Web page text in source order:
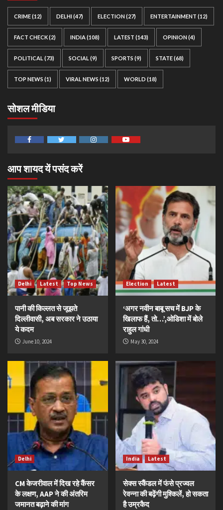
CRIME(12) DELHI(47) ELECTION(27) ENTERTAINMENT (12)
FACT CHECK(2) INDIA(108) LATEST (143) OPINION(4)
POLITICAL (73) SOCIAL (9) SPORTS (9) STATE(68)
TOP NEWS (1) VIRAL NEWS (12) WORLD (18)
सोशल मीडिया
आप शायद यें पसंद करें
Delhi Latest Top News
पानी की किल्लत से जूझते
दिल्लीवासी, अब सरकार ने उठाया
ये कदम
June 10, 2024
Election Latest
‘अगर नवीन बाबू सच में BJP के
खिलाफ हैं, तो…’,ओडिशा में बोले
राहुल गांधी
May 30, 2024
Delhi
CM केजरीवाल में दिख रहे कैंसर
के लक्षण, AAP ने की अंतरिम
जमानत बढ़ाने की मांग
India Latest
सेक्स स्कैंडल में फंसे प्रज्वल
रेवन्ना की बढ़ेंगी मुश्किलें, हो सकता
है उम्रकैद